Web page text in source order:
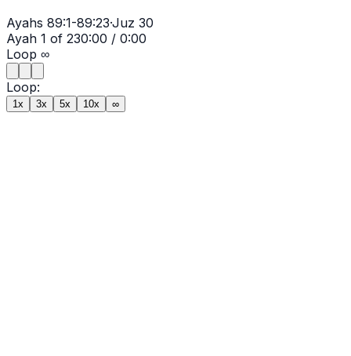
Ayahs 89:1-89:23·Juz 30
Ayah 1 of 230:00 / 0:00
Loop ∞
Loop:
1x 3x 5x 10x ∞